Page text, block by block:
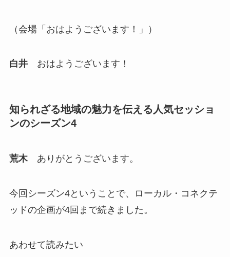
（会場「おはようございます！」）
白井おはようございます！
知られざる地域の魅力を伝える人気セッショ
ンのシーズン4
荒木ありがとうございます。
今回シーズン4ということで、ローカル・コネクテ
ッドの企画が4回まで続きました。
あわせて読みたい